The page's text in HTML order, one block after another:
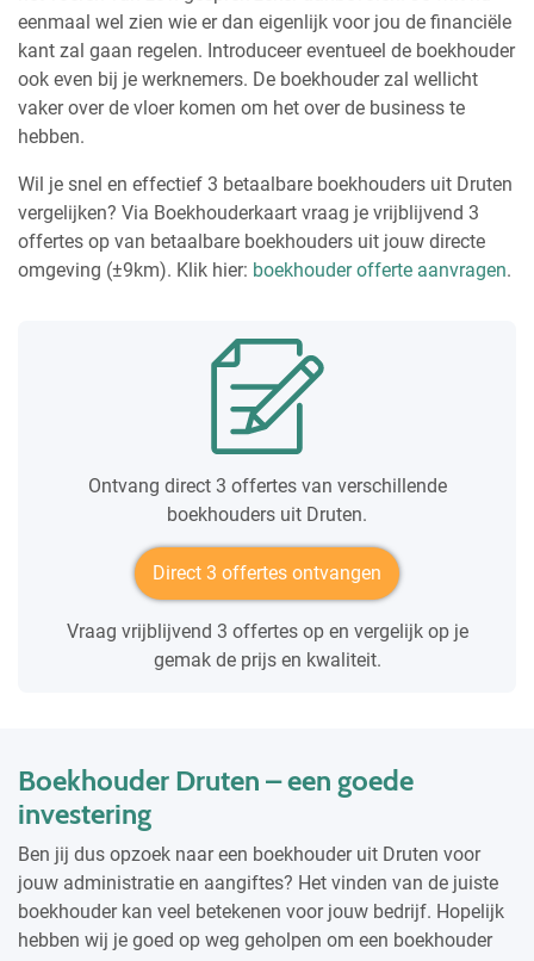
eenmaal wel zien wie er dan eigenlijk voor jou de financiële
kant zal gaan regelen. Introduceer eventueel de boekhouder
ook even bij je werknemers. De boekhouder zal wellicht
vaker over de vloer komen om het over de business te
hebben.
Wil je snel en effectief 3 betaalbare boekhouders uit Druten
vergelijken? Via Boekhouderkaart vraag je vrijblijvend 3
offertes op van betaalbare boekhouders uit jouw directe
omgeving (±9km). Klik hier: boekhouder offerte aanvragen.
Ontvang direct 3 offertes van verschillende
boekhouders uit Druten.
Direct 3 offertes ontvangen
Vraag vrijblijvend 3 offertes op en vergelijk op je
gemak de prijs en kwaliteit.
Boekhouder Druten – een goede
investering
Ben jij dus opzoek naar een boekhouder uit Druten voor
jouw administratie en aangiftes? Het vinden van de juiste
boekhouder kan veel betekenen voor jouw bedrijf. Hopelijk
hebben wij je goed op weg geholpen om een boekhouder